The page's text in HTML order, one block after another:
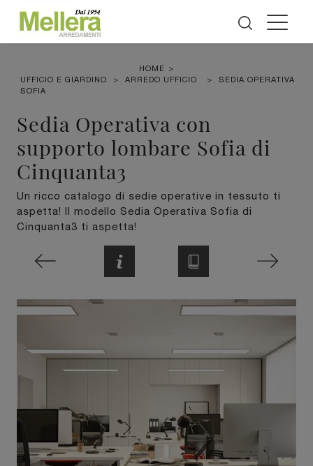
HOME >
UFFICIO E GIARDINO
> ARREDO UFFICIO >
SEDIA OPERATIVA
SOFIA
Sedia Operativa con
supporto lombare Sofia di
Cinquanta3
Un ricco catalogo di sedie operative in tessuto ti
aspetta! Il modello Sedia Operativa Sofia di
Cinquanta3 ti aspetta!